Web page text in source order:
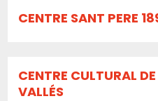
CENTRE SANT PERE
CENTRE CULTURAL
VALLÉS